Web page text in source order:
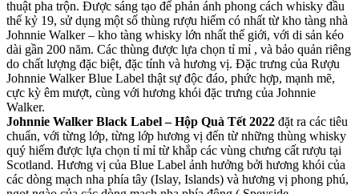
thuật pha trộn. Được sáng tạo để phản ánh phong cách whisky đầu
thế kỷ 19, sử dụng một số thùng rượu hiếm có nhất từ kho tàng nhà
Johnnie Walker – kho tàng whisky lớn nhất thế giới, với di sản kéo
dài gần 200 năm. Các thùng được lựa chọn tỉ mỉ , và bảo quản riêng
do chất lượng đặc biệt, đặc tính và hương vị. Đặc trưng của Rượu
Johnnie Walker Blue Label thật sự độc đáo, phức hợp, mạnh mẽ,
cực kỳ êm mượt, cùng với hương khói đặc trưng của Johnnie
Walker.
Johnnie Walker Black Label – Hộp Quà Tết 2022 đặt ra các tiêu
chuẩn, với từng lớp, từng lớp hương vị đến từ những thùng whisky
quý hiếm được lựa chọn tỉ mỉ từ khắp các vùng chưng cất rượu tại
Scotland. Hương vị của Blue Label ảnh hưởng bởi hương khói của
các dòng mạch nha phía tây (Islay, Islands) và hương vị phong phú,